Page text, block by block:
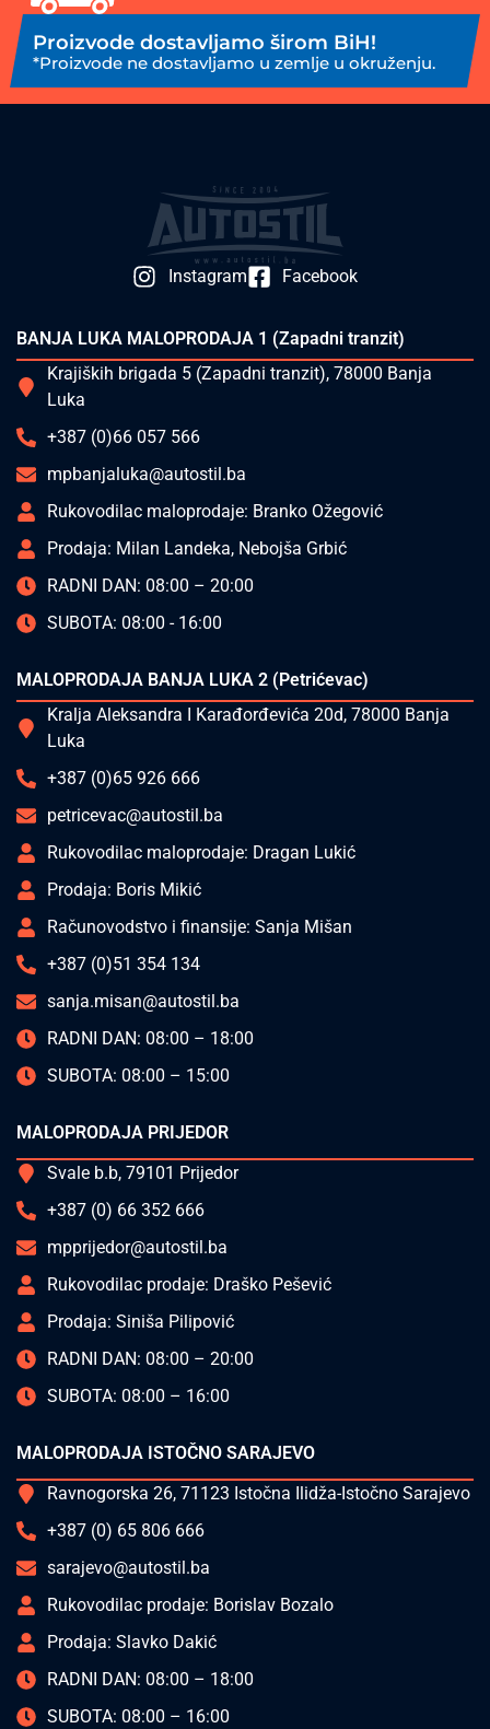
Proizvode dostavljamo širom BiH!
*Proizvode ne dostavljamo u zemlje u okruženju.
Instagram Facebook
BANJA LUKA MALOPRODAJA 1 (Zapadni tranzit)
Krajiških brigada 5 (Zapadni tranzit), 78000 Banja
Luka
+387 (0)66 057 566
mpbanjaluka@autostil.ba
Rukovodilac maloprodaje: Branko Ožegović
Prodaja: Milan Landeka, Nebojša Grbić
RADNI DAN: 08:00 – 20:00
SUBOTA: 08:00 - 16:00
MALOPRODAJA BANJA LUKA 2 (Petrićevac)
Kralja Aleksandra I Karađorđevića 20d, 78000 Banja
Luka
+387 (0)65 926 666
petricevac@autostil.ba
Rukovodilac maloprodaje: Dragan Lukić
Prodaja: Boris Mikić
Računovodstvo i finansije: Sanja Mišan
+387 (0)51 354 134
sanja.misan@autostil.ba
RADNI DAN: 08:00 – 18:00
SUBOTA: 08:00 – 15:00
MALOPRODAJA PRIJEDOR
Svale b.b, 79101 Prijedor
+387 (0) 66 352 666
mpprijedor@autostil.ba
Rukovodilac prodaje: Draško Pešević
Prodaja: Siniša Pilipović
RADNI DAN: 08:00 – 20:00
SUBOTA: 08:00 – 16:00
MALOPRODAJA ISTOČNO SARAJEVO
Ravnogorska 26, 71123 Istočna Ilidža-Istočno Sarajevo
+387 (0) 65 806 666
sarajevo@autostil.ba
Rukovodilac prodaje: Borislav Bozalo
Prodaja: Slavko Dakić
RADNI DAN: 08:00 – 18:00
SUBOTA: 08:00 – 16:00